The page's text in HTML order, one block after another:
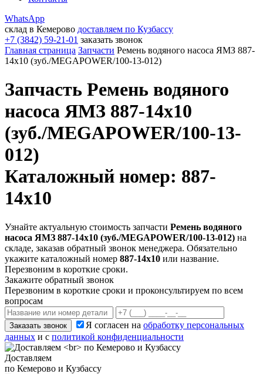
WhatsApp
склад в Кемерово доставляем по Кузбассу
+7 (3842) 59-21-01 заказать звонок
Главная страница Запчасти Ремень водяного насоса ЯМЗ 887-
14х10 (зуб./MEGAPOWER/100-13-012)
Запчасть Ремень водяного
насоса ЯМЗ 887-14х10
(зуб./MEGAPOWER/100-13-
012)
Каталожный номер: 887-
14х10
Узнайте актуальную стоимость запчасти Ремень водяного
насоса ЯМЗ 887-14х10 (зуб./MEGAPOWER/100-13-012) на
складе, заказав обратный звонок менеджера. Обязательно
укажите каталожный номер 887-14х10 или название.
Перезвоним в короткие сроки.
Закажите обратный звонок
Перезвоним в короткие сроки и проконсультируем по всем
вопросам
Заказать звонок Я согласен на обработку персональных
данных и с политикой конфиденциальности
Доставляем
по Кемерово и Кузбассу